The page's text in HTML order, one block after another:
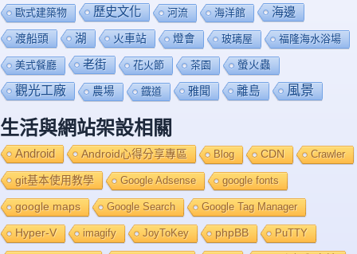
歐式建築物 歷史文化 河流 海洋館 海邊
渡船頭 湖 火車站 燈會 玻璃屋 福隆海水浴場
美式餐廳 老街 花火節 茶園 螢火蟲
觀光工廠 農場 鐡道 雅聞 離島 風景
生活與網站架設相關
Android Android心得分享專區 Blog CDN Crawler
git基本使用教學 Google Adsense google fonts
google maps Google Search Google Tag Manager
Hyper-V imagify JoyToKey phpBB PuTTY